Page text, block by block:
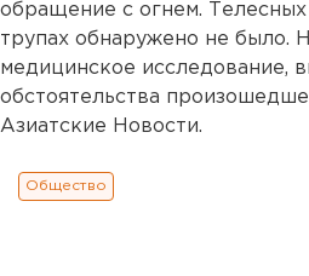
обращение с огнем.
трупах обнаружено не было.
медицинское исследование,
обстоятельства
Азиатские Новости.
Общество